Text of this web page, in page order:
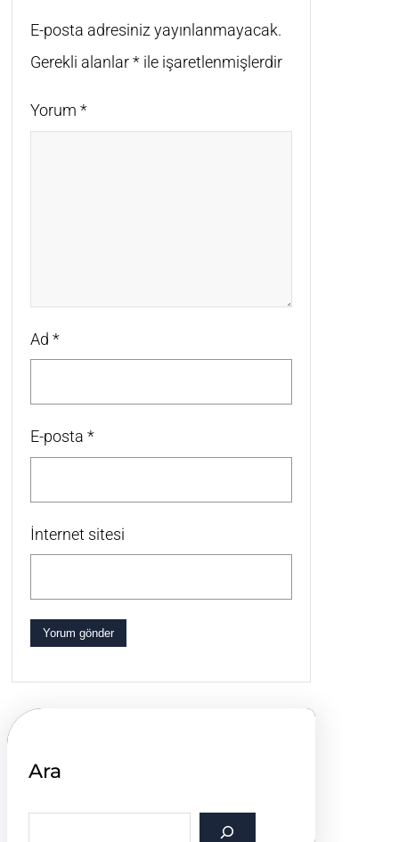
E-posta adresiniz yayınlanmayacak.
Gerekli alanlar* ile işaretlenmişlerdir
Yorum *
Ad *
E-posta *
İnternet sitesi
Ara